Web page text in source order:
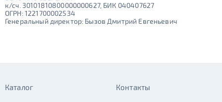
к/сч. 30101810800000000627, БИК 040407627
ОГРН: 1221700002534
Генеральный директор: Бызов Дмитрий Евгеньевич
Каталог Контакты